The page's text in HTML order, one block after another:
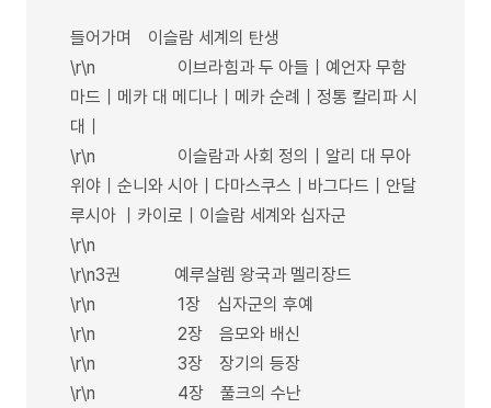
들어가며 이슬람 세계의 탄생
\r\n 이브라힘과 두 아들｜예언자 무함
마드｜메카 대 메디나｜메카 순례｜정통 칼리파 시
대｜
\r\n 이슬람과 사회 정의｜알리 대 무아
위야｜순니와 시아｜다마스쿠스｜바그다드｜안달
루시아 ｜카이로｜이슬람 세계와 십자군
\r\n
\r\n3권 예루살렘 왕국과 멜리장드
\r\n 1장 십자군의 후예
\r\n 2장 음모와 배신
\r\n 3장 장기의 등장
\r\n 4장 풀크의 수난